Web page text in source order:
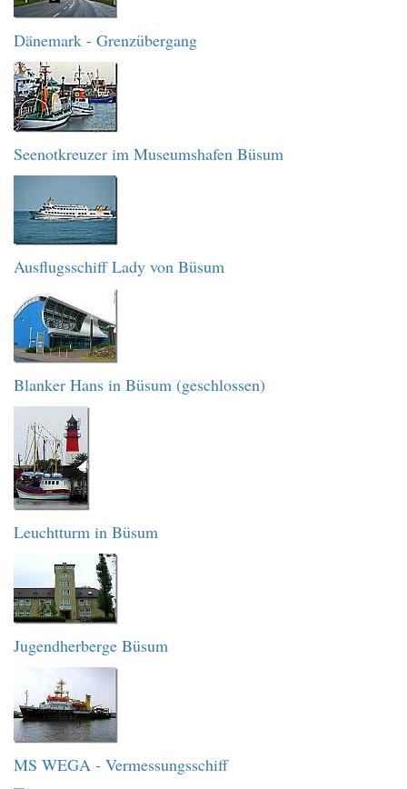
Dänemark - Grenzübergang
Seenotkreuzer im Museumshafen Büsum
Ausflugsschiff Lady von Büsum
Blanker Hans in Büsum (geschlossen)
Leuchtturm in Büsum
Jugendherberge Büsum
MS WEGA - Vermessungsschiff